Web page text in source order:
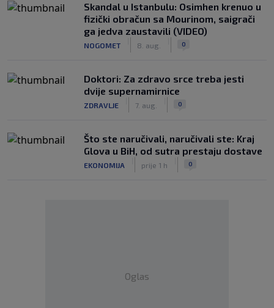
Skandal u Istanbulu: Osimhen krenuo u
fizički obračun sa Mourinom, saigrači
ga jedva zaustavili (VIDEO)
NOGOMET 8. aug. 0
Doktori: Za zdravo srce treba jesti
dvije supernamirnice
ZDRAVLJE 7. aug. 0
Što ste naručivali, naručivali ste: Kraj
Glova u BiH, od sutra prestaju dostave
EKONOMIJA prije 1 h 0
Oglas